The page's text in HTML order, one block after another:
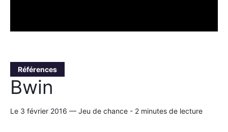
Références
Bwin
Le 3 février 2016 — Jeu de chance - 2 minutes de lecture